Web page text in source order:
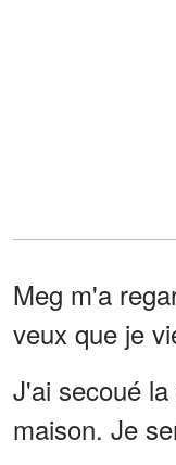
Meg m'a
veux que je
J'ai secoué
maison. Je